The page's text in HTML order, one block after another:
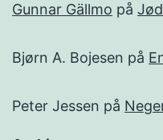
Gunnar Gällmo på
Bjørn A. Bojesen på
Peter Jessen på